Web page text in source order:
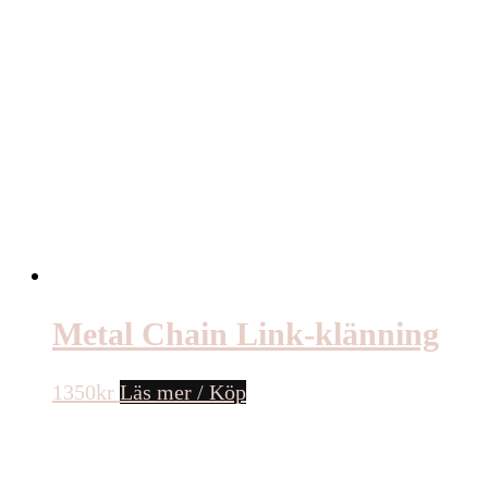
Metal Chain Link-klänning
1350kr Läs mer / Köp